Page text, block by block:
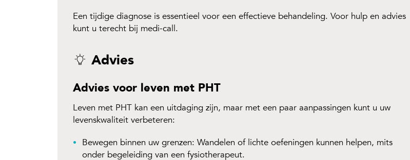
Een tijdige diagnose is essentieel voor een effectieve behandeling. Voor hulp en advies
kunt u terecht bij medi-call.
Advies
Advies voor leven met PHT
Leven met PHT kan een uitdaging zijn, maar met een paar aanpassingen kunt u uw
levenskwaliteit verbeteren:
Bewegen binnen uw grenzen: Wandelen of lichte oefeningen kunnen helpen, mits
onder begeleiding van een fysiotherapeut.